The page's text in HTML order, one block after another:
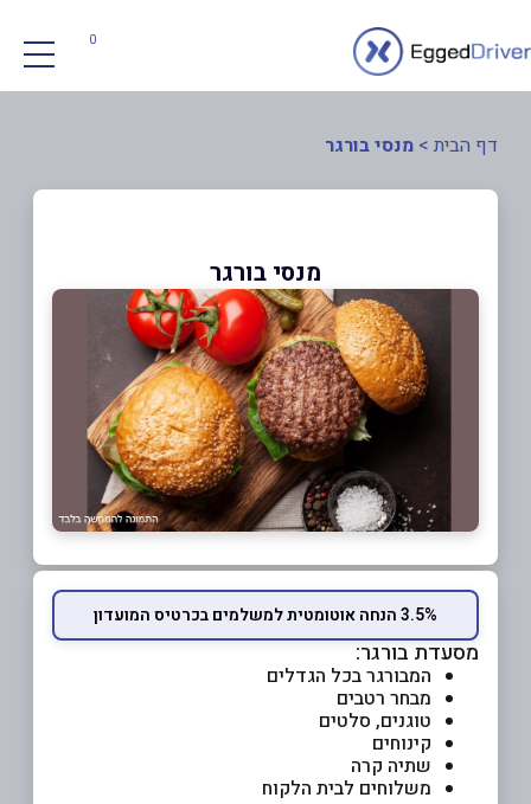
0
דף הבית > מנסי בורגר
מנסי בורגר
3.5% הנחה אוטומטית למשלמים בכרטיס המועדון
מסעדת בורגר:
המבורגר בכל הגדלים
מבחר רטבים
טוגנים, סלטים
קינוחים
שתיה קרה
משלוחים לבית הלקוח